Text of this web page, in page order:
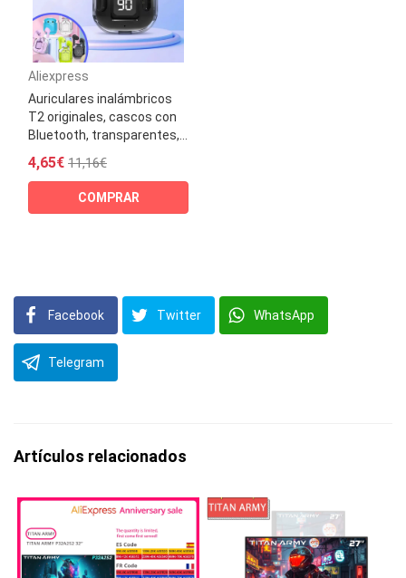
Aliexpress
Auriculares inalámbricos
T2 originales, cascos con
Bluetooth, transparentes,...
4,65€ 11,16€
COMPRAR
Facebook Twitter WhatsApp
Telegram
Artículos relacionados